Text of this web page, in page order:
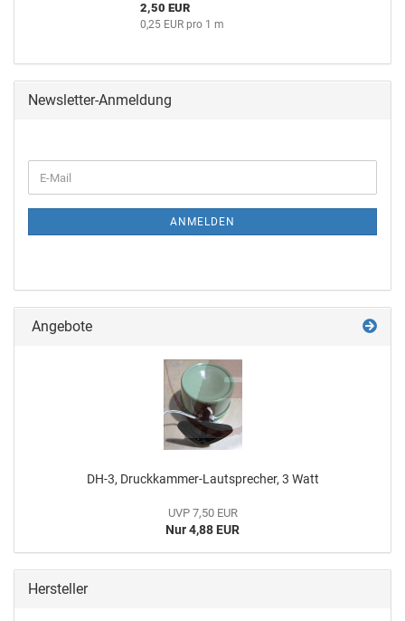
2,50 EUR
0,25 EUR pro 1 m
Newsletter-Anmeldung
ANMELDEN
Angebote
DH-3, Druckkammer-Lautsprecher, 3 Watt
UVP 7,50 EUR
Nur 4,88 EUR
Hersteller